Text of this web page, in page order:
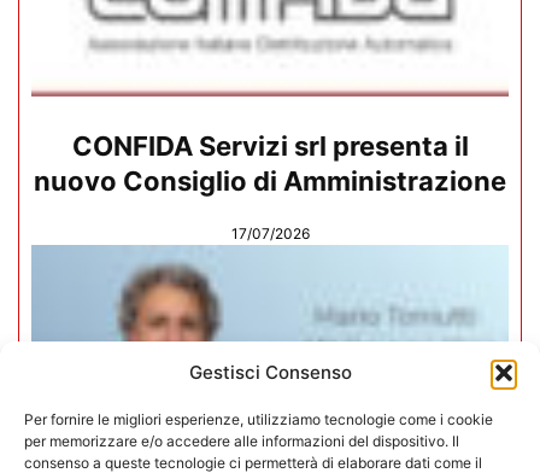
Gestisci Consenso
Per fornire le migliori esperienze, utilizziamo tecnologie come i cookie
per memorizzare e/o accedere alle informazioni del dispositivo. Il
consenso a queste tecnologie ci permetterà di elaborare dati come il
CONFIDA Servizi srl presenta il
nuovo Consiglio di Amministrazione
17/07/2026